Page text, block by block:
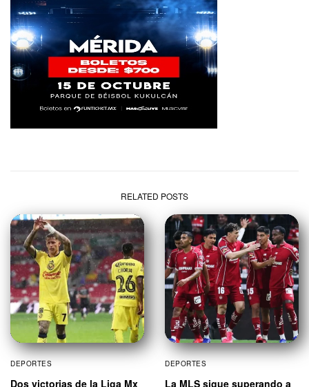
RELATED POSTS
DEPORTES
Dos victorias de la Liga Mx
DEPORTES
La MLS sigue superando a